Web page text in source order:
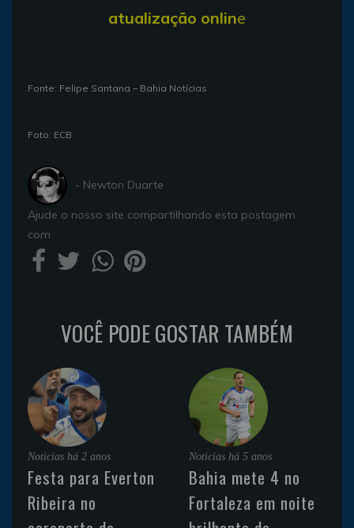
atualização online
Fonte: Felipe Santana – Bahia Notícias
Foto: ECB
- Newton Duarte
Ajude o nosso site compartilhando esta postagem
com
VOCÊ PODE GOSTAR TAMBÉM
Noticias há 2 anos
Festa para Everton
Ribeira no
Noticias há 5 anos
Bahia mete 4 no
Fortaleza em noite